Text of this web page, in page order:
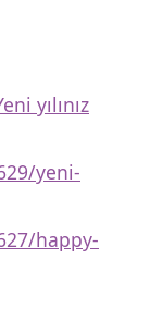
yılınız
yeni-
happy-